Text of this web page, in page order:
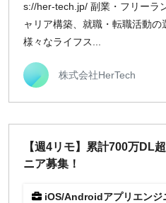
s://her-tech.jp/ 副業・フリーラ
ャリア構築、就職・転職活動の
様々なライフス...
株式会社HerTech
【週4リモ】累計700万DL
ニア募集！
iOS/Androidアプリエンジ